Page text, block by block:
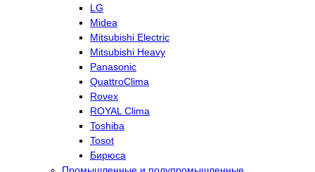
LG
Midea
Mitsubishi Electric
Mitsubishi Heavy
Panasonic
QuattroClima
Rovex
ROYAL Clima
Toshiba
Tosot
Бирюса